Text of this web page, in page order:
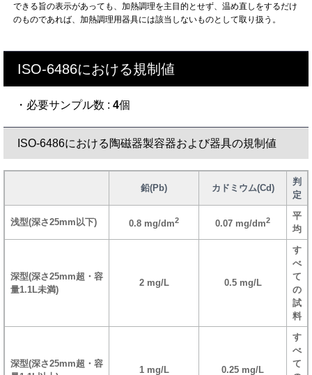
できる旨の表示があっても、加熱調理を主目的とせず、温め直しをするだけ
のものであれば、加熱調理用器具には該当しないものとして取り扱う。
ISO-6486における規制値
・必要サンプル数 :4個
ISO-6486における陶磁器製容器および器具の規制値
鉛(Pb) カドミウム(Cd)
判
定
浅型(深さ25mm以下) 0.8 mg/dm2 0.07 mg/dm2
平
均
深型(深さ25mm超・容
量1.1L未満)
2 mg/L 0.5 mg/L
す
べ
て
の
試
料
深型(深さ25mm超・容
1 mg/L 0.25 mg/L
す
べ
て